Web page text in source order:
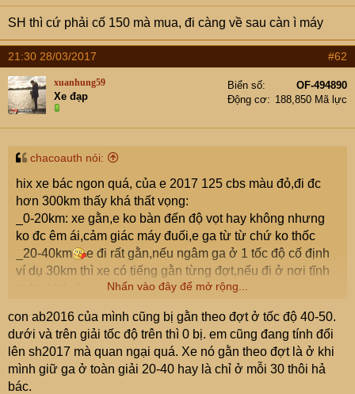
r
e
r
SH thì cứ phải cố 150 mà mua, đi càng về sau càn ì máy
21:30 28/03/2017 #62
xuanhung59
Xe đạp
Biển số
OF-494890
Động cơ
188,850 Mã lực
chacoauth nói:
hix xe bác ngon quá, của e 2017 125 cbs màu đỏ,đi đc
hơn 300km thấy khá thất vọng:
_0-20km: xe gằn,e ko bàn đến độ vọt hay không nhưng
ko đc êm ái,cảm giác máy đuối,e ga từ từ chứ ko thốc
_20-40km
e đi rất gằn,nếu ngâm ga ở 1 tốc độ cố định
ví dụ 30km thì xe có tiếng gằn từng đợt,nếu đi ở nơi tĩnh
e mua 125 nên cũng chả dám đòi hỏi gì bốc,hay vọt quan
trọng là độ êm ái nhưng rất thất vọng vì e SH này,thua xa
cả con vision của đứa e,đi êm ru.ngoài ra giảm xóc rất
cứng,đi 2 thì ok chứ đi 1 thì cứng!
Nhấn vào đây để mở rộng...
con ab2016 của mình cũng bị gằn theo đợt ở tốc độ 40-50.
dưới và trên giải tốc độ trên thì 0 bị. em cũng đang tính đổi
lên sh2017 mà quan ngại quá. Xe nó gằn theo đợt là ở khi
mình giữ ga ở toàn giải 20-40 hay là chỉ ở mỗi 30 thôi hả
bác.